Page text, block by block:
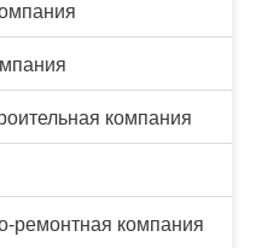
компания
ремонтная компания